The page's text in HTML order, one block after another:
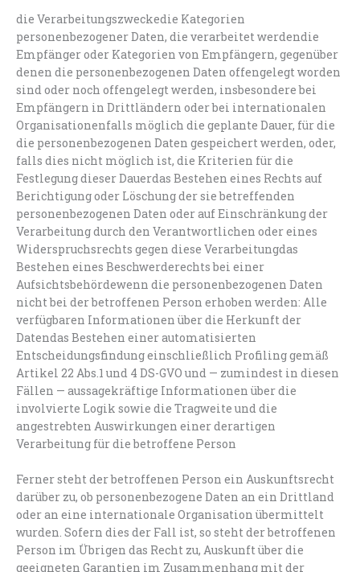
die Verarbeitungszweckedie Kategorien
personenbezogener Daten, die verarbeitet werdendie
Empfänger oder Kategorien von Empfängern, gegenüber
denen die personenbezogenen Daten offengelegt worden
sind oder noch offengelegt werden, insbesondere bei
Empfängern in Drittländern oder bei internationalen
Organisationenfalls möglich die geplante Dauer, für die
die personenbezogenen Daten gespeichert werden, oder,
falls dies nicht möglich ist, die Kriterien für die
Festlegung dieser Dauerdas Bestehen eines Rechts auf
Berichtigung oder Löschung der sie betreffenden
personenbezogenen Daten oder auf Einschränkung der
Verarbeitung durch den Verantwortlichen oder eines
Widerspruchsrechts gegen diese Verarbeitungdas
Bestehen eines Beschwerderechts bei einer
Aufsichtsbehördewenn die personenbezogenen Daten
nicht bei der betroffenen Person erhoben werden: Alle
verfügbaren Informationen über die Herkunft der
Datendas Bestehen einer automatisierten
Entscheidungsfindung einschließlich Profiling gemäß
Artikel 22 Abs.1 und 4 DS-GVO und — zumindest in diesen
Fällen — aussagekräftige Informationen über die
involvierte Logik sowie die Tragweite und die
angestrebten Auswirkungen einer derartigen
Verarbeitung für die betroffene Person
Ferner steht der betroffenen Person ein Auskunftsrecht
darüber zu, ob personenbezogene Daten an ein Drittland
oder an eine internationale Organisation übermittelt
wurden. Sofern dies der Fall ist, so steht der betroffenen
Person im Übrigen das Recht zu, Auskunft über die
geeigneten Garantien im Zusammenhang mit der